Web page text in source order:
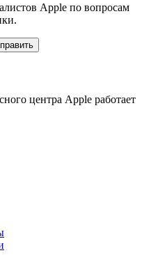
Apple по вопросам
центра Apple работает